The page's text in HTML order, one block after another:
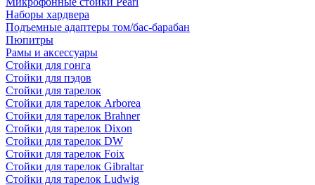
Наборы хардвера
Подъемные адаптеры том/бас-барабан
Пюпитры
Рамы и аксессуары
Стойки для гонга
Стойки для пэдов
Стойки для тарелок
Стойки для тарелок Arborea
Стойки для тарелок Brahner
Стойки для тарелок Dixon
Стойки для тарелок DW
Стойки для тарелок Foix
Стойки для тарелок Gibraltar
Стойки для тарелок Ludwig